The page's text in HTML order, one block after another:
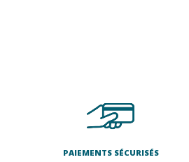
PAIEMENTS SÉCURISÉS